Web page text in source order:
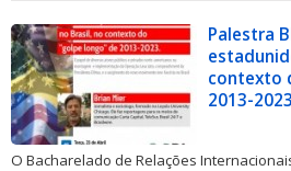
Palestra
contexto
2013-
O Bacharelado de Relações